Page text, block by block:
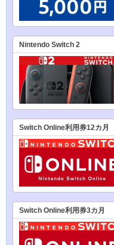
Nintendo Switch 2
Switch Online利用券12カ月
Switch Online利用券3カ月